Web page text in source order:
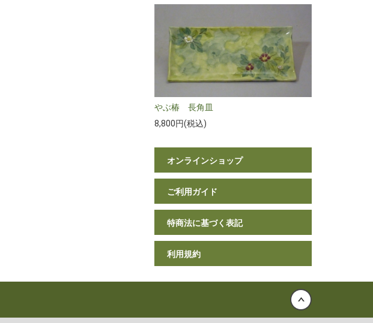
やぶ椿 長角皿
8,800円(税込)
オンラインショップ
ご利用ガイド
特商法に基づく表記
利用規約